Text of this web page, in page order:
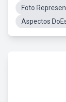
Foto
Aspectos